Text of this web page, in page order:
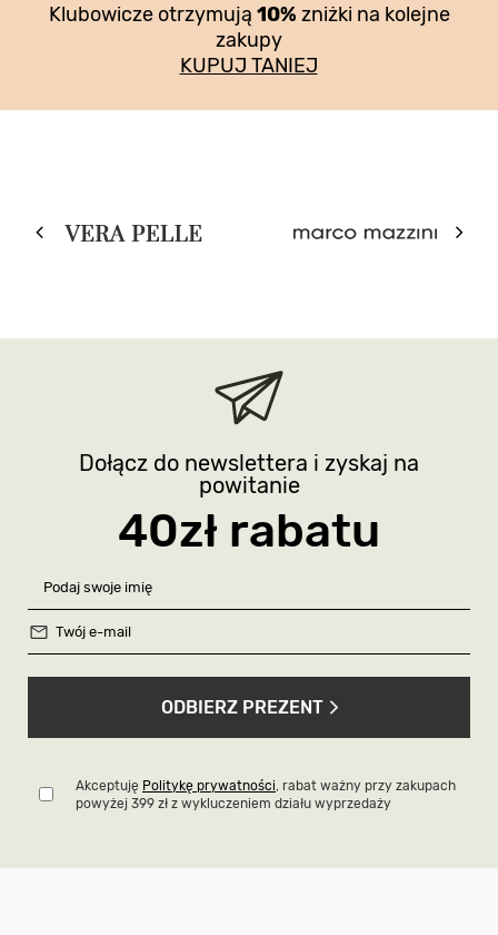
Klubowicze otrzymują 10% zniżki na kolejne
zakupy
KUPUJ TANIEJ
Dołącz do newslettera i zyskaj na
powitanie
40zł rabatu
ODBIERZ PREZENT
Akceptuję Politykę prywatności, rabat ważny przy zakupach
powyżej 399 zł z wykluczeniem działu wyprzedaży